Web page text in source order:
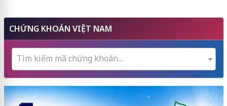
CHỨNG KHOÁN VIỆT NAM
Tìm kiếm mã chứng khoán...